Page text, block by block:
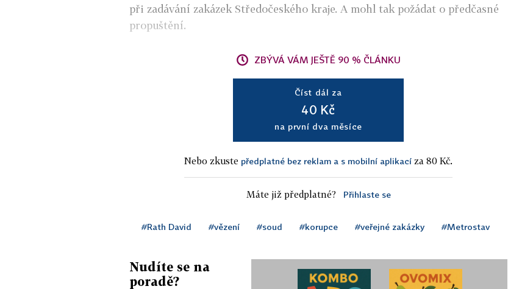
při zadávání zakázek Středočeského kraje. A mohl tak požádat o předčasné
propuštění.
ZBÝVÁ VÁM JEŠTĚ 90 % ČLÁNKU
Číst dál za
40 Kč
na první dva měsíce
Nebo zkuste předplatné bez reklam a s mobilní aplikací za 80 Kč.
Máte již předplatné? Přihlaste se
#Rath David #vězení #soud #korupce #veřejné zakázky #Metrostav
Nudíte se na
poradě?